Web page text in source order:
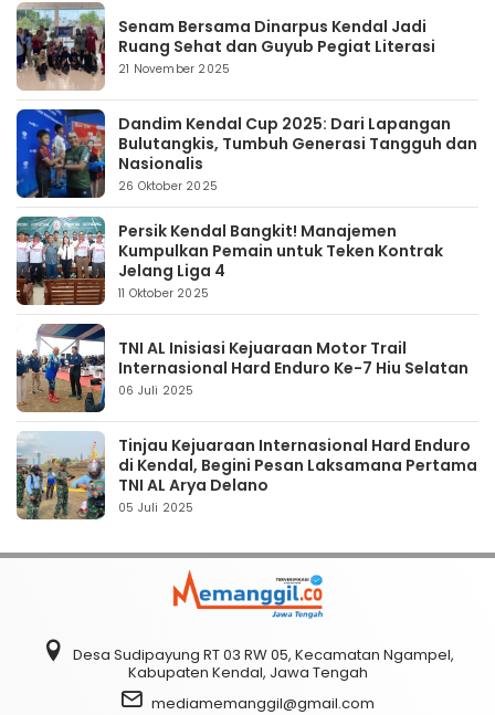
Senam Bersama Dinarpus Kendal Jadi
Ruang Sehat dan Guyub Pegiat Literasi
21 November 2025
Dandim Kendal Cup 2025: Dari Lapangan
Bulutangkis, Tumbuh Generasi Tangguh dan
Nasionalis
26 Oktober 2025
Persik Kendal Bangkit! Manajemen
Kumpulkan Pemain untuk Teken Kontrak
Jelang Liga 4
11 Oktober 2025
TNI AL Inisiasi Kejuaraan Motor Trail
Internasional Hard Enduro Ke-7 Hiu Selatan
06 Juli 2025
Tinjau Kejuaraan Internasional Hard Enduro
di Kendal, Begini Pesan Laksamana Pertama
TNI AL Arya Delano
05 Juli 2025
Desa Sudipayung RT 03 RW 05, Kecamatan Ngampel,
Kabupaten Kendal, Jawa Tengah
mediamemanggil@gmail.com